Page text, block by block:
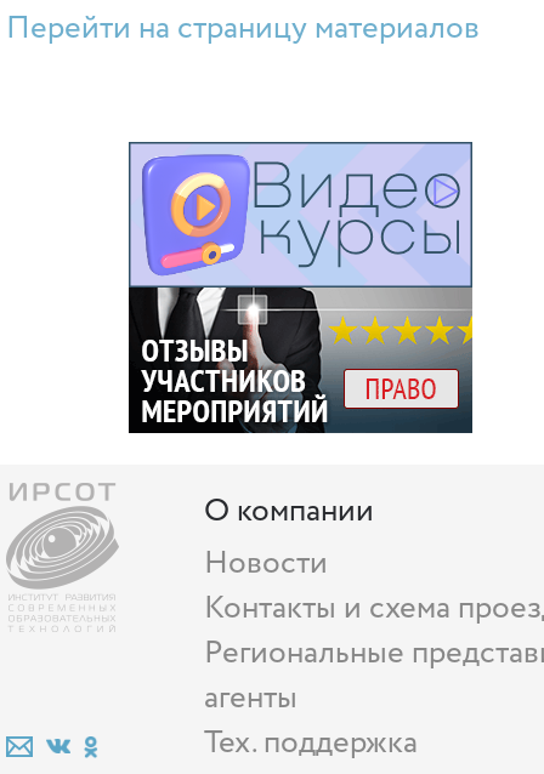
Перейти на страницу материалов
О компании
Новости
Контакты и схема
Региональные
агенты
Тех. поддержка